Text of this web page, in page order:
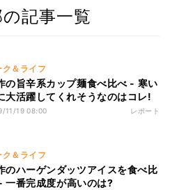
記事一覧
ク＆ライフ
の旨辛系カップ麺食べ比べ - 寒い
大活躍してくれそうなのはコレ!
11/19 08:00 レポート
ク＆ライフ
のハーゲンダッツアイスを食べ比
一番完成度が高いのは?